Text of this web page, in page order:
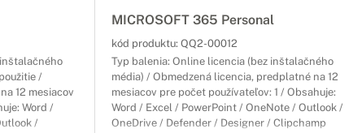
/
12 mesiacov
Word /
/
MICROSOFT 365 Personal
kód produktu: QQ2-00012
Typ balenia: Online licencia (bez inštalačného
média) / Obmedzená licencia, predplatné na 12
mesiacov pre počet používateľov: 1 / Obsahuje:
Word / Excel / PowerPoint / OneNote / Outlook /
OneDrive / Defender / Designer / Clipchamp